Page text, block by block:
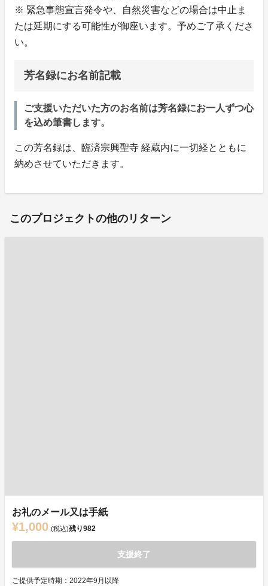
※ 緊急事態宣言発令や、自然災害などの場合は中止ま
たは延期にする可能性が御座います。予めご了承くださ
い。
芳名録にお名前記載
ご支援いただいた方のお名前は芳名録にお一人ずつ心
を込め筆書します。
この芳名録は、臨済宗興聖寺 経蔵内に一切経とともに
納めさせていただきます。
このプロジェクトの他のリターン
お礼のメール又は手紙
¥1,000 (税込)残り982
支援終了
ご提供予定時期：2022年9月以降